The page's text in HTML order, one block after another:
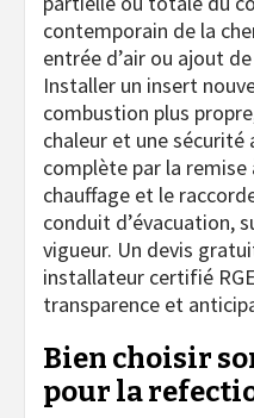
contemporain de la
entrée d’air ou ajout
Installer un insert
combustion plus
chaleur et une sécurité
complète par la remise
chauffage et le
conduit d’évacuation,
vigueur. Un devis
installateur certifié
transparence et
Bien choisir
pour la